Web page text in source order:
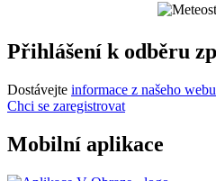
Přihlášení k odběru
Dostávejte informace z našeho webu
Chci se zaregistrovat
Mobilní aplikace